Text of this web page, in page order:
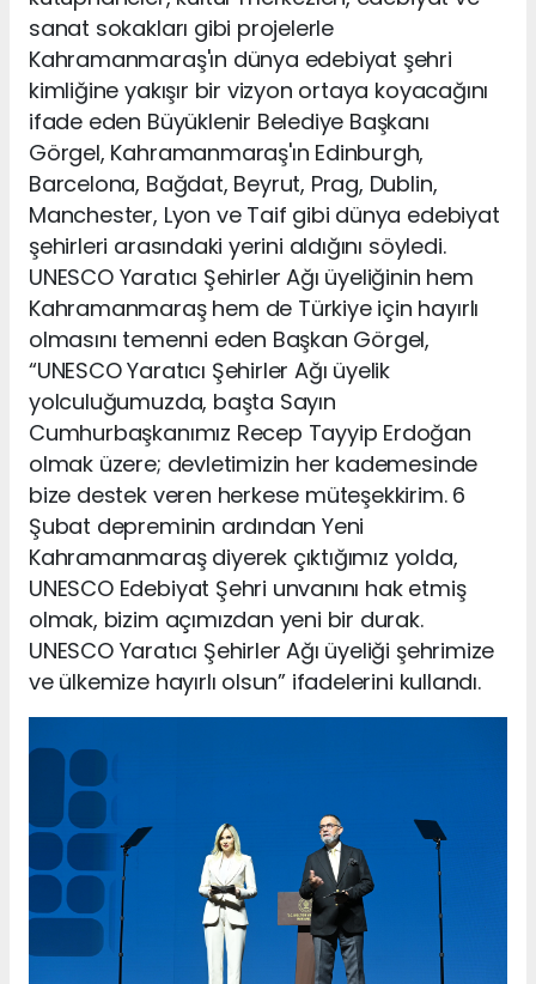
sanat sokakları gibi projelerle
Kahramanmaraş'ın dünya edebiyat şehri
kimliğine yakışır bir vizyon ortaya koyacağını
ifade eden Büyüklenir Belediye Başkanı
Görgel, Kahramanmaraş'ın Edinburgh,
Barcelona, Bağdat, Beyrut, Prag, Dublin,
Manchester, Lyon ve Taif gibi dünya edebiyat
şehirleri arasındaki yerini aldığını söyledi.
UNESCO Yaratıcı Şehirler Ağı üyeliğinin hem
Kahramanmaraş hem de Türkiye için hayırlı
olmasını temenni eden Başkan Görgel,
“UNESCO Yaratıcı Şehirler Ağı üyelik
yolculuğumuzda, başta Sayın
Cumhurbaşkanımız Recep Tayyip Erdoğan
olmak üzere; devletimizin her kademesinde
bize destek veren herkese müteşekkirim. 6
Şubat depreminin ardından Yeni
Kahramanmaraş diyerek çıktığımız yolda,
UNESCO Edebiyat Şehri unvanını hak etmiş
olmak, bizim açımızdan yeni bir durak.
UNESCO Yaratıcı Şehirler Ağı üyeliği şehrimize
ve ülkemize hayırlı olsun” ifadelerini kullandı.